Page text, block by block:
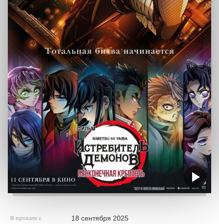
В прокате с 18 сентября 2025